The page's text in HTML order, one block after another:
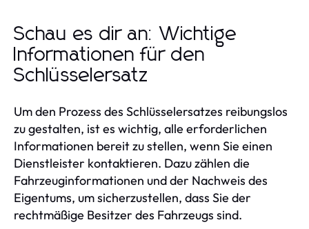
Schau es dir an: Wichtige
Informationen für den
Schlüsselersatz
Um den Prozess des Schlüsselersatzes reibungslos
zu gestalten, ist es wichtig, alle erforderlichen
Informationen bereit zu stellen, wenn Sie einen
Dienstleister kontaktieren. Dazu zählen die
Fahrzeuginformationen und der Nachweis des
Eigentums, um sicherzustellen, dass Sie der
rechtmäßige Besitzer des Fahrzeugs sind.